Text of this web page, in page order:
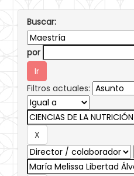
Buscar:
por
Filtros actuales: